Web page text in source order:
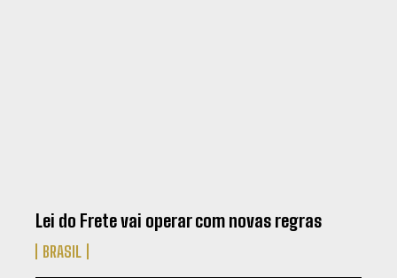
Lei do Frete vai operar com novas regras
BRASIL